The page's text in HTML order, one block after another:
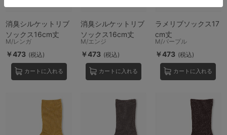
消臭シルケットリブ
ソックス16cm丈
M/レンガ
￥473 (税込)
カートに入れる
消臭シルケットリブ
ソックス16cm丈
M/エンジ
￥473 (税込)
カートに入れる
ラメリブソックス17
cm丈
M/パープル
￥473 (税込)
カートに入れる